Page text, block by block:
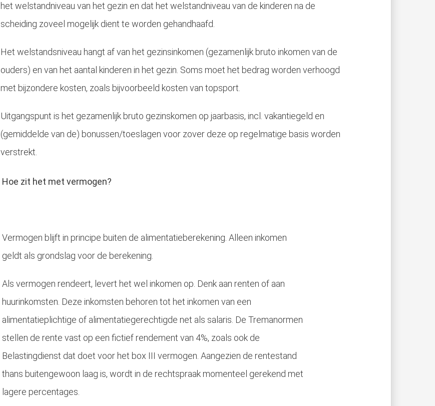
het welstandniveau van het gezin en dat het welstandniveau van de kinderen na de
scheiding zoveel mogelijk dient te worden gehandhaafd.
Het welstandsniveau hangt af van het gezinsinkomen (gezamenlijk bruto inkomen van de
ouders) en van het aantal kinderen in het gezin. Soms moet het bedrag worden verhoogd
met bijzondere kosten, zoals bijvoorbeeld kosten van topsport.
Uitgangspunt is het gezamenlijk bruto gezinskomen op jaarbasis, incl. vakantiegeld en
(gemiddelde van de) bonussen/toeslagen voor zover deze op regelmatige basis worden
verstrekt.
Hoe zit het met vermogen?
Vermogen blijft in principe buiten de alimentatieberekening. Alleen inkomen
geldt als grondslag voor de berekening.
Als vermogen rendeert, levert het wel inkomen op. Denk aan renten of aan
huurinkomsten. Deze inkomsten behoren tot het inkomen van een
alimentatieplichtige of alimentatiegerechtigde net als salaris. De Tremanormen
stellen de rente vast op een fictief rendement van 4%, zoals ook de
Belastingdienst dat doet voor het box III vermogen. Aangezien de rentestand
thans buitengewoon laag is, wordt in de rechtspraak momenteel gerekend met
lagere percentages.